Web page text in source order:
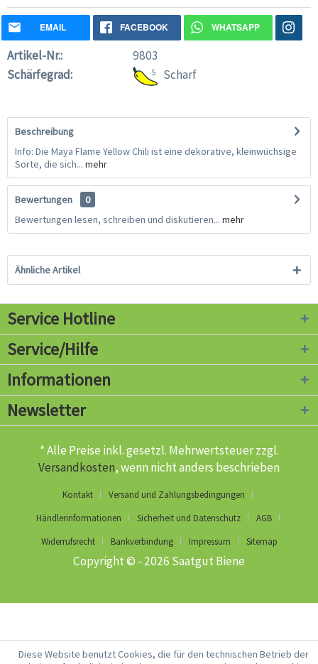
EMAIL FACEBOOK WHATSAPP
Artikel-Nr.:
9803
Schärfegrad:
5 Scharf
Beschreibung
Info: Die Maya Flame Yellow Chili ist eine dekorative, kleinwüchsige
Sorte, die sich... mehr
Bewertungen
0
Bewertungen lesen, schreiben und diskutieren... mehr
Ähnliche Artikel
Service Hotline
Service/Hilfe
Informationen
Newsletter
* Alle Preise inkl. gesetzl. Mehrwertsteuer zzgl.
Versandkosten, wenn nicht anders beschrieben
Kontakt
Versand und Zahlungsbedingungen
Händlerinformationen
Sicherheit und Datenschutz
AGB
Widerrufsrecht
Bankverbindung Impressum Sitemap
Copyright © - 2026 Saatgut Biene
Diese Website benutzt Cookies, die für den technischen Betrieb der